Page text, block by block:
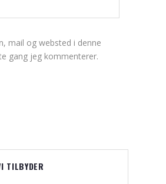
mail og websted i denne
gang jeg kommenterer.
TILBYDER